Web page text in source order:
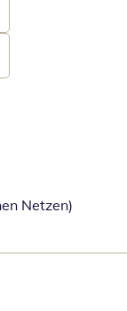
Netzen)